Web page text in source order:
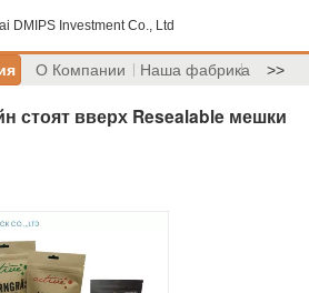
DMIPS Investment Co., Ltd
О Компании Наша фабрика >>
вверх Resealable мешки